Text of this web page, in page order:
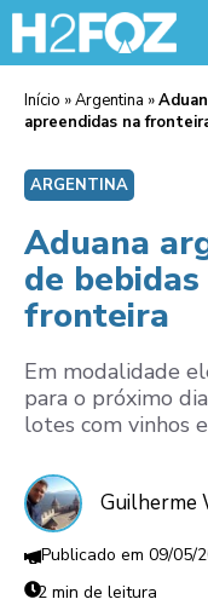
Início »Argentina »
apreendidas na
ARGENTINA
Aduana
de
fronteira
Em modalidade
para o próximo
lotes com vinhos
Guilherme
09/05/
2 min de leitura